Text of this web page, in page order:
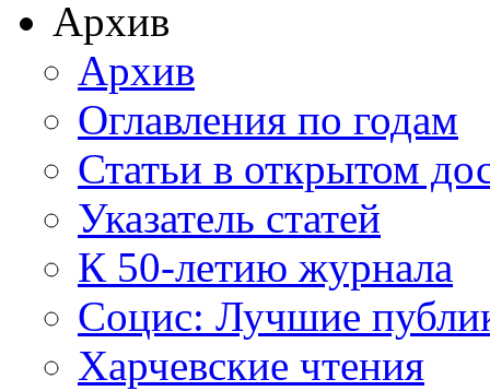
Архив
Архив
Оглавления по годам
Статьи в открытом
Указатель статей
К 50-летию журнала
Социс: Лучшие
Харчевские чтения